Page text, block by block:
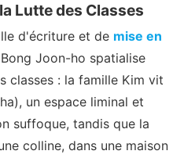
Lutte des Classes
d'écriture et de mise en
Joon-ho spatialise
classes : la famille Kim vit
un espace liminal et
suffoque, tandis que la
colline, dans une maison